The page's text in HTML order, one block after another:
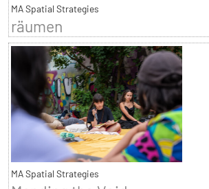
MA Spatial Strategies
räumen
MA Spatial Strategies